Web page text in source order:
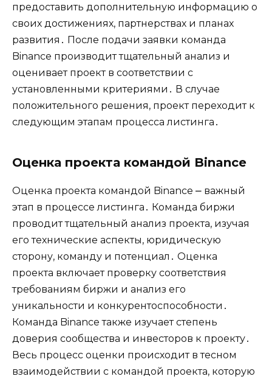
предоставить дополнительную информацию о
своих достижениях‚ партнерствах и планах
развития․ После подачи заявки команда
Binance производит тщательный анализ и
оценивает проект в соответствии с
установленными критериями․ В случае
положительного решения‚ проект переходит к
следующим этапам процесса листинга․
Оценка проекта командой Binance
Оценка проекта командой Binance ⎼ важный
этап в процессе листинга․ Команда биржи
проводит тщательный анализ проекта‚ изучая
его технические аспекты‚ юридическую
сторону‚ команду и потенциал․ Оценка
проекта включает проверку соответствия
требованиям биржи и анализ его
уникальности и конкурентоспособности․
Команда Binance также изучает степень
доверия сообщества и инвесторов к проекту․
Весь процесс оценки происходит в тесном
взаимодействии с командой проекта‚ которую